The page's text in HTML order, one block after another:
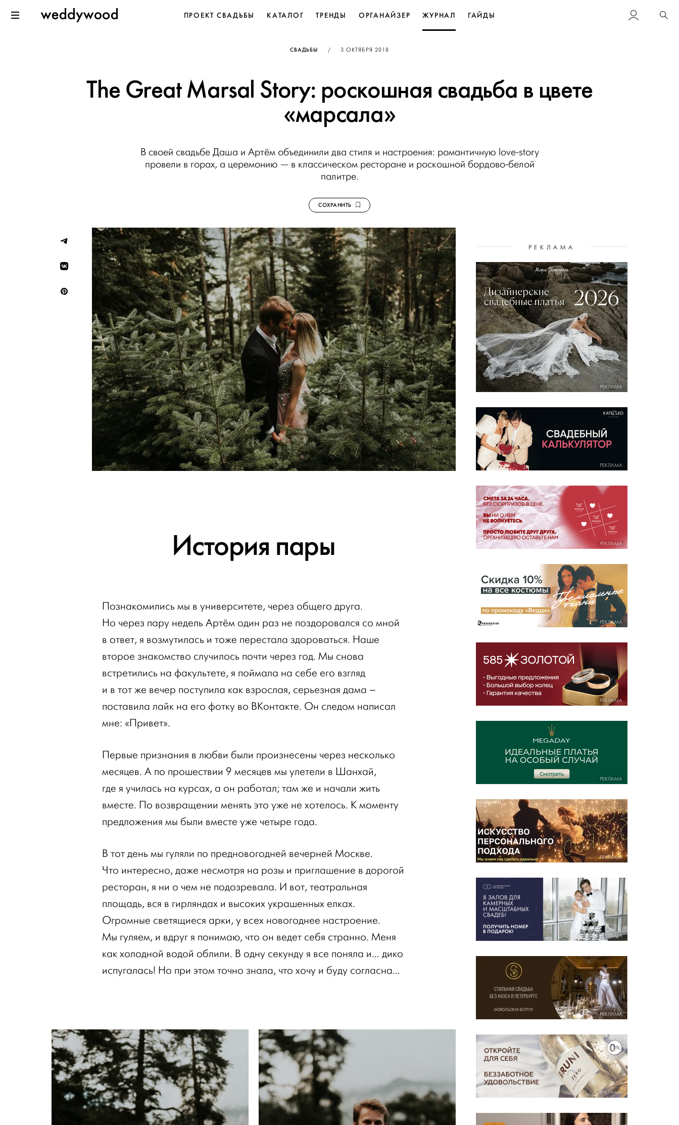
к содержанию
WeddywoodПРОЕКТ СВАДЬБЫ КАТАЛОГ ТРЕНДЫ ОРГАНАЙЗЕР ЖУРНАЛ ГАЙДЫ
СВАДЬБЫ / ОПУБЛИКОВАНО
3 ОКТЯБРЯ 2018
The Great Marsal Story: роскошная свадьба в цвете
«марсала»
В своей свадьбе Даша и Артём объединили два стиля и настроения: романтичную love-story
провели в горах, а церемонию — в классическом ресторане и роскошной бордово-белой
палитре.
СОХРАНИТЬ
История пары
Познакомились мы в университете, через общего друга.
Но через пару недель Артём один раз не поздоровался со мной
в ответ, я возмутилась и тоже перестала здороваться. Наше
второе знакомство случилось почти через год. Мы снова
встретились на факультете, я поймала на себе его взгляд
и в тот же вечер поступила как взрослая, серьезная дама –
поставила лайк на его фотку во ВКонтакте. Он следом написал
мне: «Привет».
Первые признания в любви были произнесены через несколько
месяцев. А по прошествии 9 месяцев мы улетели в Шанхай,
где я училась на курсах, а он работал; там же и начали жить
вместе. По возвращении менять это уже не хотелось. К моменту
предложения мы были вместе уже четыре года.
В тот день мы гуляли по предновогодней вечерней Москве.
Что интересно, даже несмотря на розы и приглашение в дорогой
ресторан, я ни о чем не подозревала. И вот, театральная
площадь, вся в гирляндах и высоких украшенных елках.
Огромные светящиеся арки, у всех новогоднее настроение.
Мы гуляем, и вдруг я понимаю, что он ведет себя странно. Меня
как холодной водой облили. В одну секунду я все поняла и… дико
испугалась! Но при этом точно знала, что хочу и буду согласна…
РЕКЛАМА
РЕКЛАМА
РЕКЛАМА
РЕКЛАМА
РЕКЛАМА
РЕКЛАМА
РЕКЛАМА
РЕКЛАМА
РЕКЛАМА
РЕКЛАМА
РЕКЛАМА